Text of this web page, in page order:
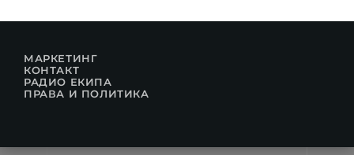
МАРКЕТИНГ
КОНТАКТ
РАДИО ЕКИПА
ПРАВА И ПОЛИТИКА